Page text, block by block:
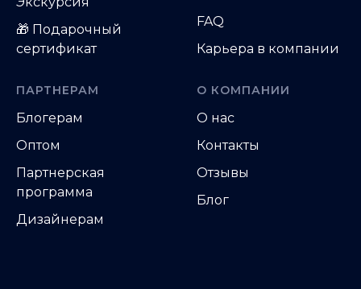
🎁 Подарочный
сертификат
FAQ
Карьера в компании
ПАРТНЕРАМ
Блогерам
Оптом
Партнерская
программа
Дизайнерам
О КОМПАНИИ
О нас
Контакты
Отзывы
Блог